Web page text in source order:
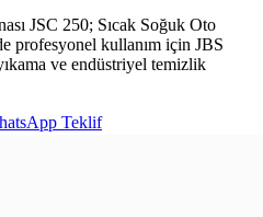
JSC 250; Sıcak Soğuk Oto
profesyonel kullanım için JBS
ve endüstriyel temizlik
Teklif